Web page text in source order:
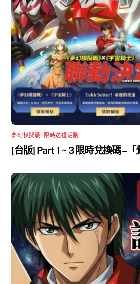
夢幻模擬戰 限時送禮活動
[台版] Part 1 ~ 3 限時兌換碼 –「